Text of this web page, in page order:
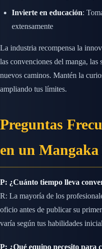
Invierte en educación:
extensamente
La industria recompensa la
las convenciones del manga, las
nuevos caminos. Mantén la
ampliando tus límites.
Preguntas
en un
P: ¿Cuánto tiempo lleva
R: La mayoría de los
oficio antes de publicar su
varía según tus habilidades
P: ¿Qué equipo necesito para